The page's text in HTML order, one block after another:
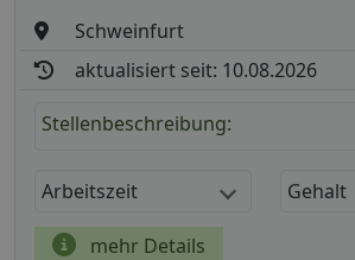
Schweinfurt
aktualisiert seit: 10.08.2026
Stellenbeschreibung:
Arbeitszeit Gehalt
mehr Details